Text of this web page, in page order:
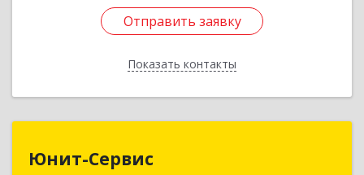
Отправить заявку
Показать контакты
Отправить заявку
Назад
Юнит-Сервис